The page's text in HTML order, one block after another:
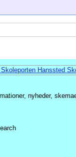
nyheder,